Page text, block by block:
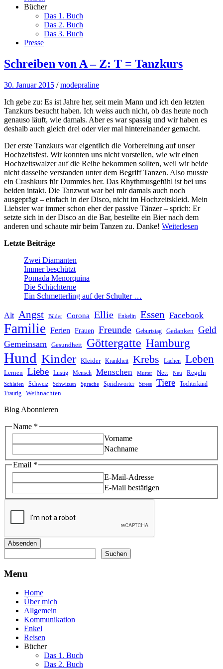
Bücher
Das 1. Buch
Das 2. Buch
Das 3. Buch
Presse
Schreiben von A – Z: T = Tanzkurs
30. Januar 2015 /modepraline
Ich gebe zu: Es ist Jahre her, seit mein Mann und ich den letzten
Tanzkurs besucht haben. Ich weiss auch nicht, ob das heute noch
genauso läuft, wie damals. Aber es war spassig und wir haben es
deshalb auch gleich drei oder vier mal hintereinander gemacht.
Der erste Tanzkurs war eigentlich die Vorbereitung auf unser
Hochzeitsfest. Wir konnten uns nicht vorstellen, wie wir einen
Hochzeitswalzer auf die Reihe bekommen sollten, weil wir beide
nicht dasselbe verstanden unter dem Begriff Tanzen. Also musste
ein Crashkurs für Dummies her. Das Rhythmusgefühl ist bei uns
beiden intakt. Die Tanzwut war bei mir damals auch noch
ausgeprägt – einfach in der Disco, nicht im Hochzeitskleid. Mein
Liebster war immer schon eher der passive Tänzer – sprich: Er
setzte sich in der Disco an die Bar, bestellte ein Bier nach dem
anderen und schaute mir beim Tanzen zu. Danke! Weiterlesen
Letzte Beiträge
Zwei Diamanten
Immer beschützt
Pomada Menorquina
Die Schüchterne
Ein Schmetterling auf der Schulter …
Alt Angst Bilder Corona Ellie Enkelin Essen Facebook
Familie Ferien Frauen Freunde Geburtstag Gedanken Geld
Gemeinsam Gesundheit Göttergatte Hamburg
Hund Kinder Kleider Krankheit Krebs Lachen Leben
Lernen Liebe Lustig Mensch Menschen Mutter Nett Neu Regeln
Schlafen Schweiz Schwitzen Sprache Sprichwörter Stress Tiere Tochterkind
Traurig Weihnachten
Blog Abonnieren
Email
Name
Name *
Vorname
Nachname
Email *
E-Mail-Adresse
E-Mail bestätigen
Absenden
Suchen
Menu
Home
Über mich
Allgemein
Kommunikation
Enkel
Reisen
Bücher
Das 1. Buch
Das 2. Buch